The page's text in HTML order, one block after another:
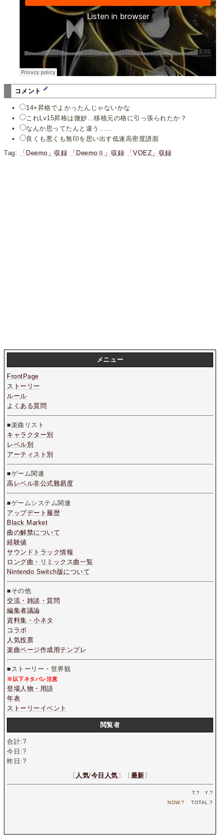
コメント
14+昇格でよかったんじゃないかな
これLv15昇格は微妙…移植元の格に引っ張られたか？
なんか思ってたんと違う……
良くも悪くも無印を思い出す低速高密度譜面
Tag:
「Deemo」収録 「DeemoⅡ」収録 「VOEZ」収録
メニュー
FrontPage
ストーリー
ルール
よくある質問
■楽曲リスト
キャラクター別
レベル別
アーティスト別
■ゲーム関連
高レベル非公式難易度
■ゲームシステム関連
アップデート履歴
Black Market
曲の解禁について
経験値
サウンドトラック情報
ロング曲・リミックス曲一覧
Nintendo Switch版について
■その他
交流・雑談・質問
編集者議論
資料集・小ネタ
コラボ
人気投票
楽曲ページ作成用テンプレ
■ストーリー・世界観
※以下ネタバレ注意
登場人物・用語
年表
ストーリーイベント
閲覧者
合計:?
今日:?
昨日:?
〔 人気/今日人気 〕〔 最新 〕
T.? Y.?
NOW.? TOTAL.?